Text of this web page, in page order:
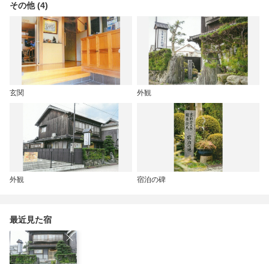
その他 (4)
玄関 外観
外観 宿泊の碑
最近見た宿